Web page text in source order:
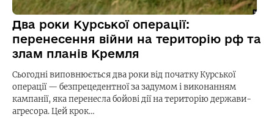
Два роки Курської операції:
перенесення війни на територію рф та
злам планів Кремля
Сьогодні виповнюється два роки від початку Курської
операції — безпрецедентної за задумом і виконанням
кампанії, яка перенесла бойові дії на територію держави-
агресора. Цей крок…